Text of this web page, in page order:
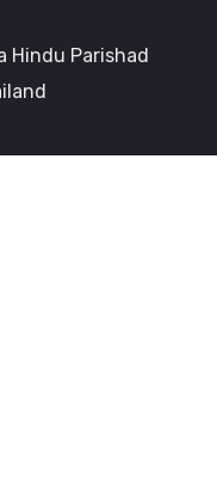
Hindu Parishad